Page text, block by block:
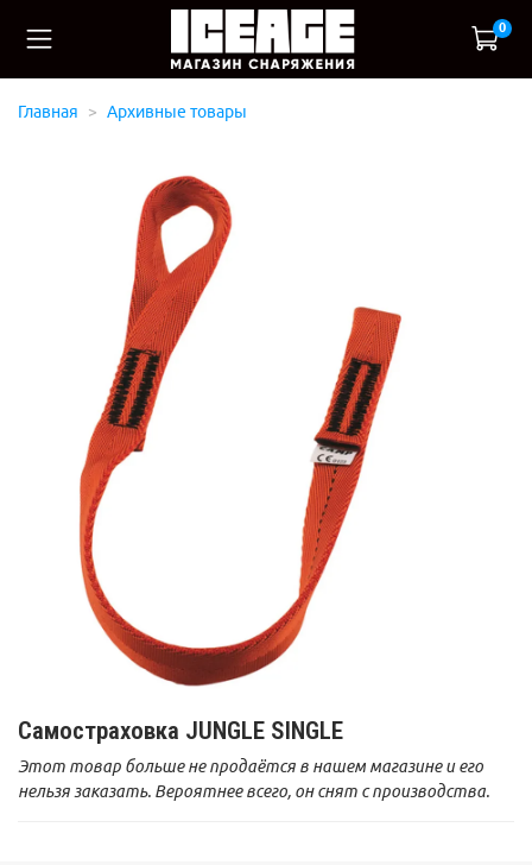
0
Главная Архивные товары
Самостраховка JUNGLE SINGLE
Этот товар больше не продаётся в нашем магазине и его
нельзя заказать. Вероятнее всего, он снят с производства.